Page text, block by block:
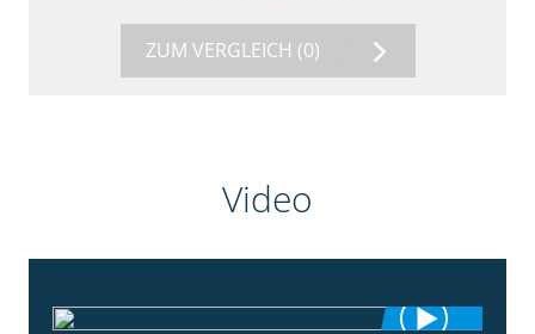
ZUM VERGLEICH (0)
Video